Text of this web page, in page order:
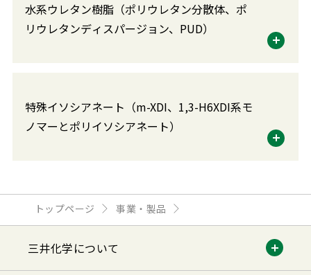
水系ウレタン樹脂（ポリウレタン分散体、ポ
リウレタンディスパージョン、PUD）
特殊イソシアネート（m-XDI、1,3-H6XDI系モ
ノマーとポリイソシアネート）
トップページ 事業・製品
三井化学について